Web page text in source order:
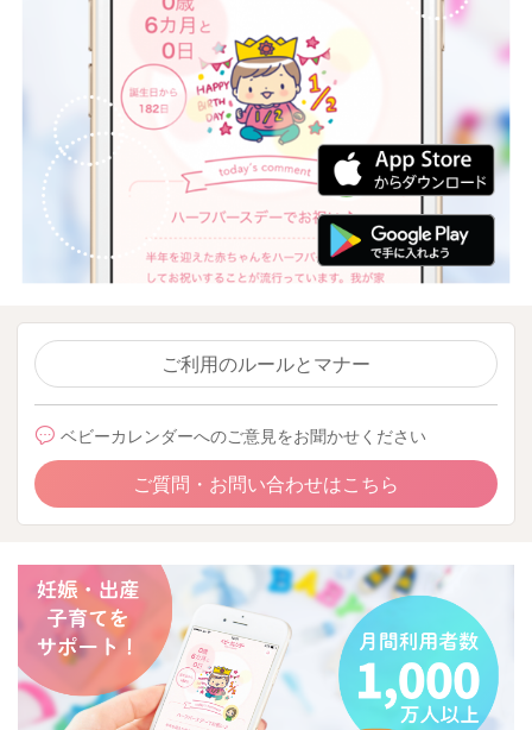
ご利用のルールとマナー
ベビーカレンダーへのご意見をお聞かせください
ご質問・お問い合わせはこちら